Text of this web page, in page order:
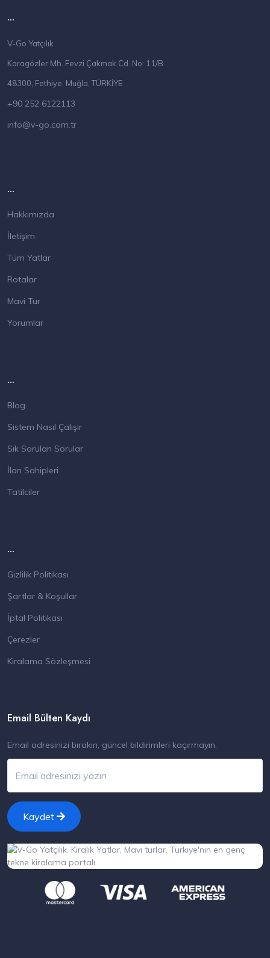
...
V-Go Yatçılık
Karagözler Mh. Fevzi Çakmak Cd. No: 11/B
48300, Fethiye, Muğla, TÜRKİYE
+90 252 6122113
info@v-go.com.tr
...
Hakkımızda
İletişim
Tüm Yatlar
Rotalar
Mavi Tur
Yorumlar
...
Blog
Sistem Nasıl Çalışır
Sık Sorulan Sorular
İlan Sahipleri
Tatilciler
...
Gizlilik Politikası
Şartlar & Koşullar
İptal Politikası
Çerezler
Kiralama Sözleşmesi
Email Bülten Kaydı
Email adresinizi bırakın, güncel bildirimleri kaçırmayın.
Kaydet